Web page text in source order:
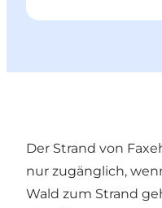
Der Strand von
nur zugänglich,
Wald zum Strand